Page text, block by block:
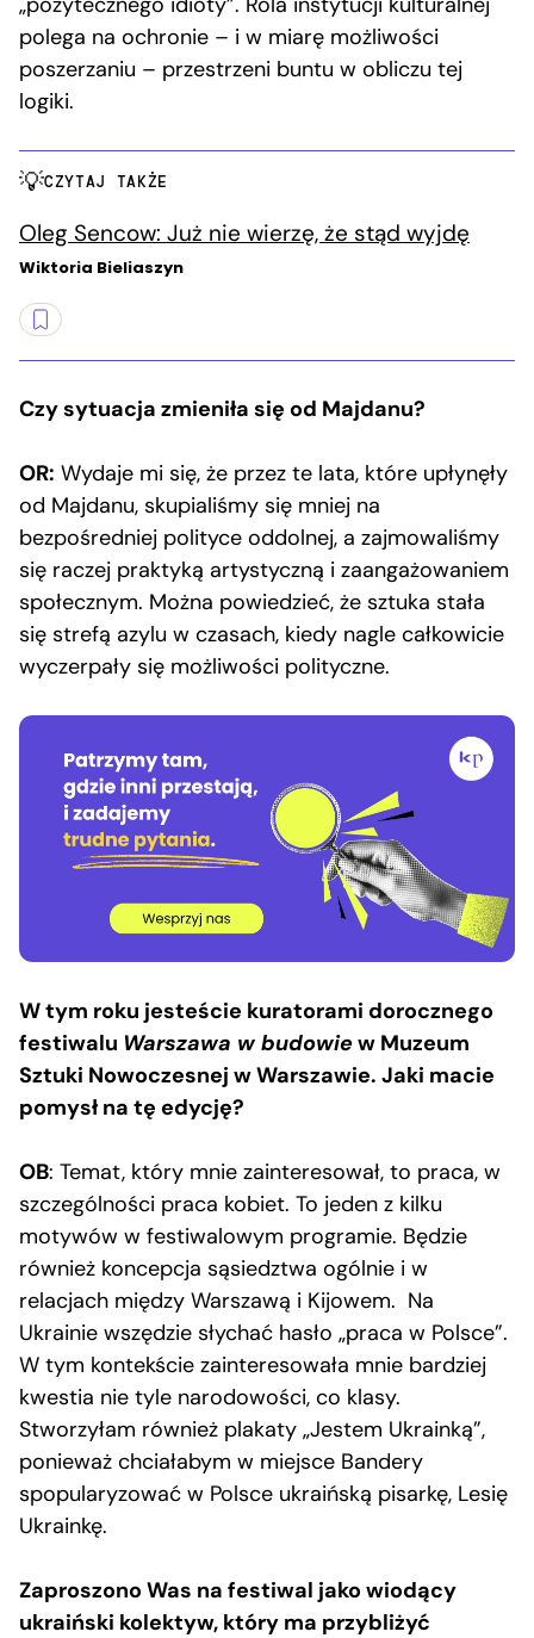
polega na ochronie – i w miarę możliwości
poszerzaniu – przestrzeni buntu w obliczu tej
logiki.
CZYTAJ TAKŻE
Oleg Sencow: Już nie wierzę, że stąd wyjdę
Wiktoria Bieliaszyn
Czy sytuacja zmieniła się od Majdanu?
OR: Wydaje mi się, że przez te lata, które upłynęły
od Majdanu, skupialiśmy się mniej na
bezpośredniej polityce oddolnej, a zajmowaliśmy
się raczej praktyką artystyczną i zaangażowaniem
społecznym. Można powiedzieć, że sztuka stała
się strefą azylu w czasach, kiedy nagle całkowicie
wyczerpały się możliwości polityczne.
W tym roku jesteście kuratorami dorocznego
festiwalu Warszawa w budowiew Muzeum
Sztuki Nowoczesnej w Warszawie. Jaki macie
pomysł na tę edycję?
OB: Temat, który mnie zainteresował, to praca, w
szczególności praca kobiet. To jeden z kilku
motywów w festiwalowym programie. Będzie
również koncepcja sąsiedztwa ogólnie i w
relacjach między Warszawą i Kijowem. Na
Ukrainie wszędzie słychać hasło „praca w Polsce”.
W tym kontekście zainteresowała mnie bardziej
kwestia nie tyle narodowości, co klasy.
Stworzyłam również plakaty „Jestem Ukrainką”,
ponieważ chciałabym w miejsce Bandery
spopularyzować w Polsce ukraińską pisarkę, Lesię
Ukrainkę.
Zaproszono Was na festiwal jako wiodący
ukraiński kolektyw, który ma przybliżyć